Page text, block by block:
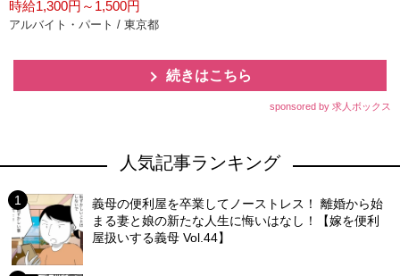
時給1,300円～1,500円
アルバイト・パート / 東京都
続きはこちら
sponsored by 求人ボックス
人気記事ランキング
義母の便利屋を卒業してノーストレス！ 離婚から始
まる妻と娘の新たな人生に悔いはなし！【嫁を便利
屋扱いする義母 Vol.44】